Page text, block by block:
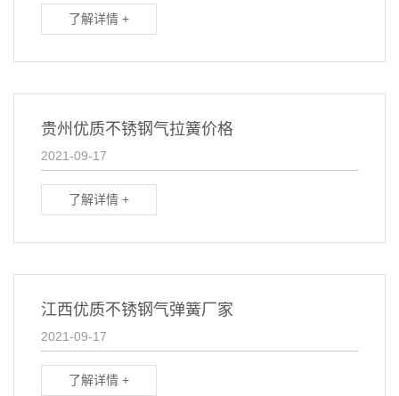
了解详情 +
贵州优质不锈钢气拉簧价格
2021-09-17
了解详情 +
江西优质不锈钢气弹簧厂家
2021-09-17
了解详情 +